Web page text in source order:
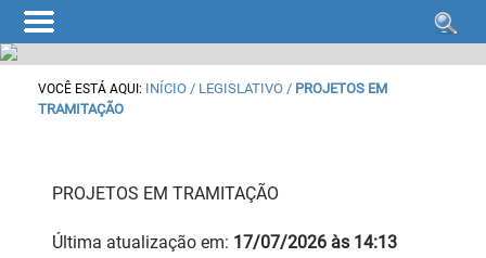
VOCÊ ESTÁ AQUI: INÍCIO / LEGISLATIVO / PROJETOS EM
TRAMITAÇÃO
PROJETOS EM TRAMITAÇÃO
Última atualização em: 17/07/2026 às 14:13